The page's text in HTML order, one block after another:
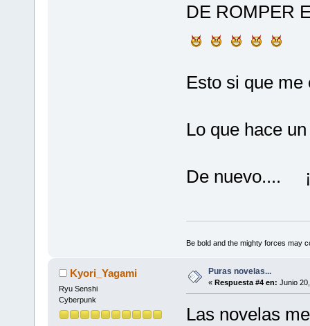
DE ROMPER
Esto si que me
Lo que hace
De nuevo....
Be bold and the mighty forces may
Kyori_Yagami
Ryu Senshi
Cyberpunk
Puras novelas...
« Respuesta #4 en: Junio
Las novelas